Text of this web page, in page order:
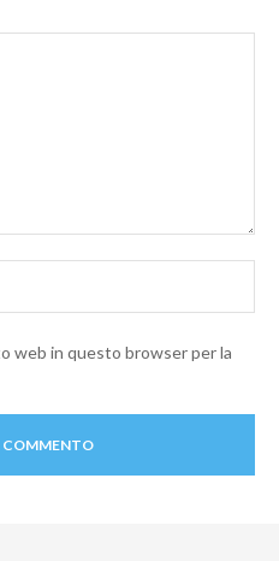
web in questo browser per la